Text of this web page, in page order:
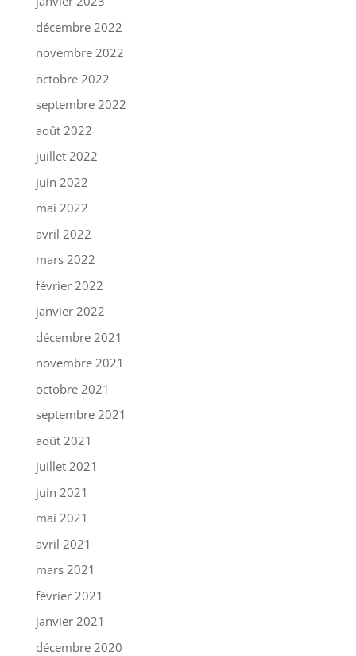
décembre 2022
novembre 2022
octobre 2022
septembre 2022
août 2022
juillet 2022
juin 2022
mai 2022
avril 2022
mars 2022
février 2022
janvier 2022
décembre 2021
novembre 2021
octobre 2021
septembre 2021
août 2021
juillet 2021
juin 2021
mai 2021
avril 2021
mars 2021
février 2021
janvier 2021
décembre 2020